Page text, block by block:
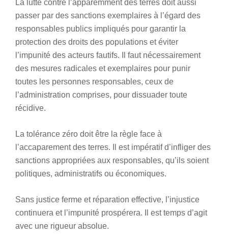
La lutte contre l’apparemment des terres doit aussi
passer par des sanctions exemplaires à l’égard des
responsables publics impliqués pour garantir la
protection des droits des populations et éviter
l’impunité des acteurs fautifs. Il faut nécessairement
des mesures radicales et exemplaires pour punir
toutes les personnes responsables, ceux de
l’administration comprises, pour dissuader toute
récidive.
La tolérance zéro doit être la règle face à
l’accaparement des terres. Il est impératif d’infliger des
sanctions appropriées aux responsables, qu’ils soient
politiques, administratifs ou économiques.
Sans justice ferme et réparation effective, l’injustice
continuera et l’impunité prospérera. Il est temps d’agit
avec une rigueur absolue.